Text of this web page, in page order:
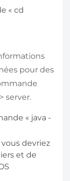
« cd
pour des
server.
« java -
devriez
et de